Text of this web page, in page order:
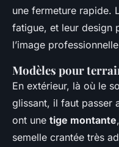
une fermeture rapide.
fatigue, et leur design
l’image
Modèles pour
En extérieur, là où le
glissant, il faut passer
ont une tige montante
semelle crantée très